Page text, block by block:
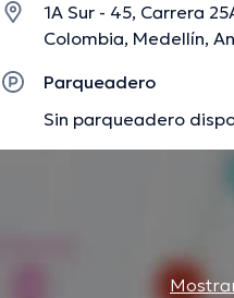
1A Sur - 45, Carrera
Colombia, Medellín,
Parqueadero
Sin parqueadero